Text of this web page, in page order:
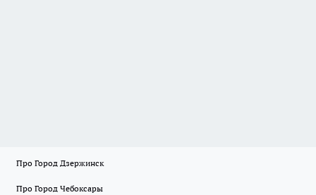
Про Город Дзержинск
Про Город Чебоксары